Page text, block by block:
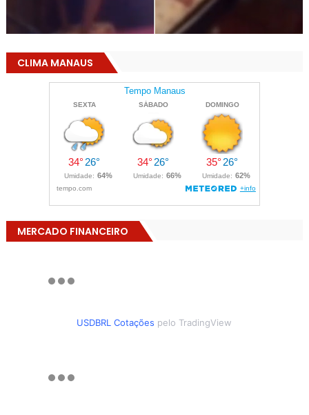
CLIMA MANAUS
MERCADO FINANCEIRO
USDBRL Cotações pelo TradingView